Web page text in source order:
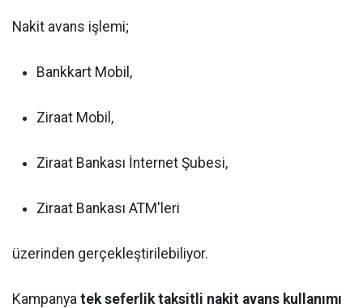
Nakit avans işlemi;
Bankkart Mobil,
Ziraat Mobil,
Ziraat Bankası İnternet Şubesi,
Ziraat Bankası ATM'leri
üzerinden gerçekleştirilebiliyor.
Kampanya tek seferlik taksitli nakit avans kullanımı